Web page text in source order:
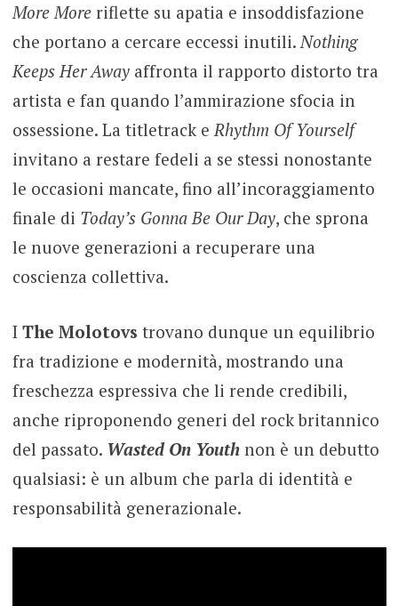
More Moreriflette su apatia e insoddisfazione
che portano a cercare eccessi inutili.Nothing
Keeps Her Away affronta il rapporto distorto tra
artista e fan quando l’ammirazione sfocia in
ossessione. La titletrack eRhythm Of Yourself
invitano a restare fedeli a se stessi nonostante
le occasioni mancate, fino all’incoraggiamento
finale di Today’s Gonna Be Our Day, che sprona
le nuove generazioni a recuperare una
coscienza collettiva.
I The Molotovs trovano dunque un equilibrio
fra tradizione e modernità, mostrando una
freschezza espressiva che li rende credibili,
anche riproponendo generi del rock britannico
del passato. Wasted On Youth non è un debutto
qualsiasi: è un album che parla di identità e
responsabilità generazionale.